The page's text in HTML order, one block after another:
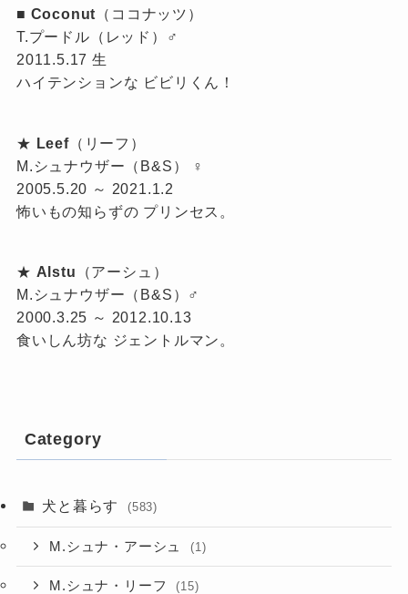
■ Coconut （ココナッツ）
T.プードル（レッド）♂
2011.5.17 生
ハイテンションな ビビリくん！
★ Leef（リーフ）
M.シュナウザー（B&S） ♀
2005.5.20 ～ 2021.1.2
怖いもの知らずの プリンセス。
★ Alstu （アーシュ）
M.シュナウザー（B&S）♂
2000.3.25 ～ 2012.10.13
食いしん坊な ジェントルマン。
Category
犬と暮らす (583)
M.シュナ・アーシュ (1)
M.シュナ・リーフ (15)